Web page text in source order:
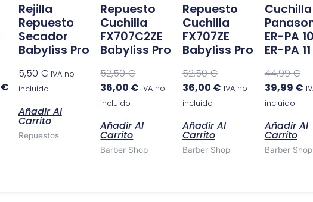
€
Rejilla
Repuesto
Secador
Babyliss Pro
5,50 € IVA no
incluido
Añadir Al
Carrito
Repuestos
Repuesto
Cuchilla
FX707C2ZE
Babyliss Pro
52,50€
36,00 € IVA no
incluido
Añadir Al
Carrito
Barber Shop
Repuesto
Cuchilla
FX707ZE
Babyliss Pro
52,50€
36,00 € IVA no
incluido
Añadir Al
Carrito
Barber Shop
Cuchilla
ER-PA
ER-PA 11
44,99€
39,99 €
incluido
Añadir Al
Carrito
Barber Shop